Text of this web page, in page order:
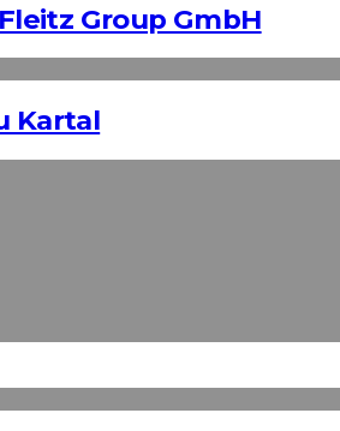
Group GmbH
Kartal